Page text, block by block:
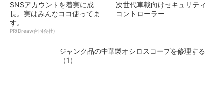
SNSアカウントを着実に成
長。実はみんなココ使ってま
す。
PR(Dreaw合同会社)
次世代車載向けセキュリティ
コントローラー
ジャンク品の中華製オシロスコープを修理する
（1）